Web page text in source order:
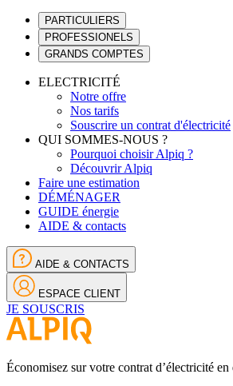
PARTICULIERS
PROFESSIONELS
GRANDS COMPTES
ELECTRICITÉ
Notre offre
Nos tarifs
Souscrire un contrat d'électricité
QUI SOMMES-NOUS ?
Pourquoi choisir Alpiq ?
Découvrir Alpiq
Faire une estimation
DÉMÉNAGER
GUIDE énergie
AIDE & contacts
AIDE & CONTACTS
ESPACE CLIENT
JE SOUSCRIS
Économisez sur votre contrat d’électricité en